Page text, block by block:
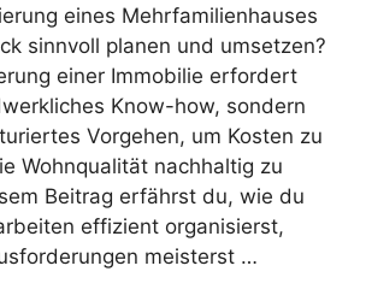
eines Mehrfamilienhauses
sinnvoll planen und umsetzen?
einer Immobilie erfordert
Know-how, sondern
Vorgehen, um Kosten zu
Wohnqualität nachhaltig zu
Beitrag erfährst du, wie du
effizient organisierst,
meisterst …